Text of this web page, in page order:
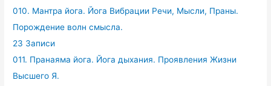
010. Мантра йога. Йога Вибрации Речи, Мысли, Праны.
Порождение волн смысла.
23 Записи
011. Пранаяма йога. Йога дыхания. Проявления Жизни
Высшего Я.